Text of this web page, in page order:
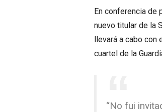
En conferencia de
nuevo titular de la
llevará a cabo
cuartel de la
“No fui